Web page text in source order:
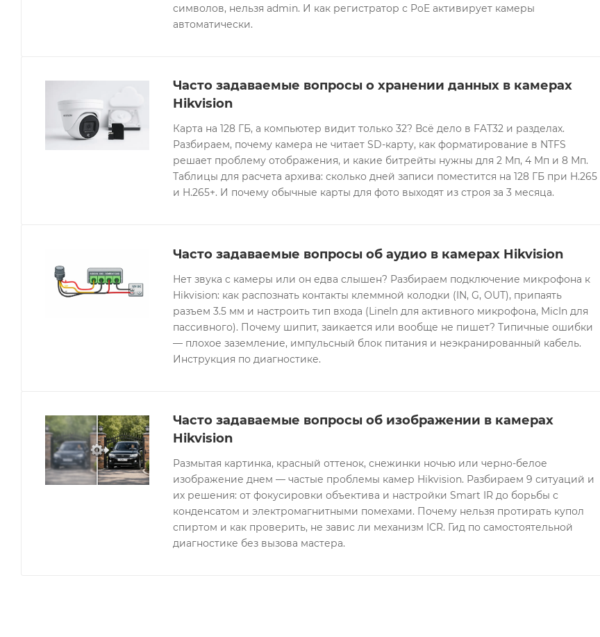
символов, нельзя admin. И как регистратор с PoE активирует камеры
автоматически.
Часто задаваемые вопросы о хранении данных в камерах
Hikvision
Карта на 128 ГБ, а компьютер видит только 32? Всё дело в FAT32 и разделах.
Разбираем, почему камера не читает SD-карту, как форматирование в NTFS
решает проблему отображения, и какие битрейты нужны для 2 Мп, 4 Мп и 8 Мп.
Таблицы для расчета архива: сколько дней записи поместится на 128 ГБ при H.265
и H.265+. И почему обычные карты для фото выходят из строя за 3 месяца.
Часто задаваемые вопросы об аудио в камерах Hikvision
Нет звука с камеры или он едва слышен? Разбираем подключение микрофона к
Hikvision: как распознать контакты клеммной колодки (IN, G, OUT), припаять
разъем 3.5 мм и настроить тип входа (LineIn для активного микрофона, MicIn для
пассивного). Почему шипит, заикается или вообще не пишет? Типичные ошибки
— плохое заземление, импульсный блок питания и неэкранированный кабель.
Инструкция по диагностике.
Часто задаваемые вопросы об изображении в камерах
Hikvision
Размытая картинка, красный оттенок, снежинки ночью или черно-белое
изображение днем — частые проблемы камер Hikvision. Разбираем 9 ситуаций и
их решения: от фокусировки объектива и настройки Smart IR до борьбы с
конденсатом и электромагнитными помехами. Почему нельзя протирать купол
спиртом и как проверить, не завис ли механизм ICR. Гид по самостоятельной
диагностике без вызова мастера.